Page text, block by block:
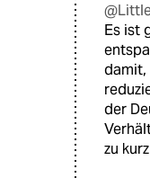
Es ist
damit,
der
zu